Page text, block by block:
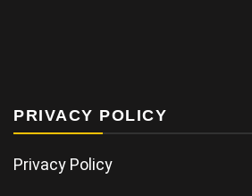
PRIVACY POLICY
Privacy Policy